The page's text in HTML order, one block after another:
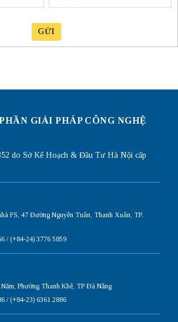
GỬI
GIẢI PHÁP CÔNG NGHỆ
do Sở Kế Hoạch & Đầu Tư Hà Nội cấp
FS, 47 Đường Nguyễn Tuân, Thanh Xuân, TP.
/ (+84-24) 3776 5859
Phường Thanh Khê, TP Đà Nẵng
/ (+84-23) 6361 2886